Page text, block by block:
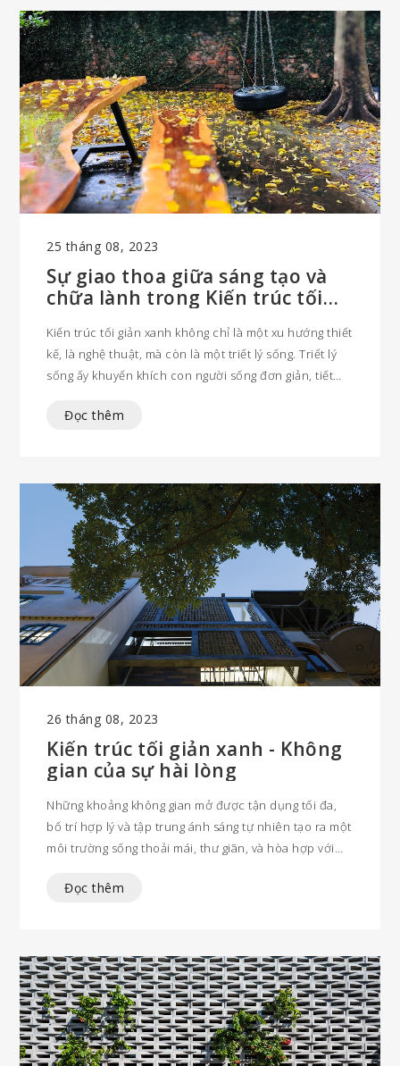
25 tháng 08, 2023
Sự giao thoa giữa sáng tạo và
chữa lành trong Kiến trúc tối
Kiến trúc tối giản xanh không chỉ là một xu hướng thiết
kế, là nghệ thuật, mà còn là một triết lý sống. Triết lý
sống ấy khuyến khích con người sống đơn giản, tiết
trung vào những giá trị cốt lõi, loại bỏ sự lãng phí và
Đọc thêm
26 tháng 08, 2023
Kiến trúc tối giản xanh - Không
gian của sự hài lòng
Những khoảng không gian mở được tận dụng tối đa,
bố trí hợp lý và tập trung ánh sáng tự nhiên tạo ra một
môi trường sống thoải mái, thư giãn, và hòa hợp với
trong cuộc sống bất cứ khi nào trở về nhà - trở về
Đọc thêm